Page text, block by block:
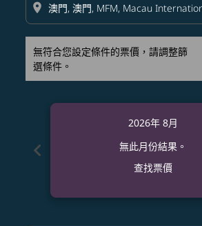
location_on
無符合您設定條件的票價，請調整篩
選條件。
chevron_left
2026年 8月
無此月份結果。
查找票價